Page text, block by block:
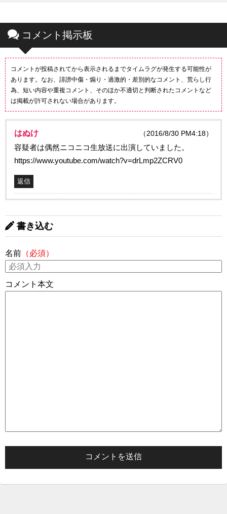
コメント掲示板
コメントが投稿されてから表示されるまでタイムラグが発生する可能性が
あります。なお、誹謗中傷・煽り・過激的・差別的なコメント、荒らし行
為、短い内容や重複コメント、そのほか不適切と判断されたコメントなど
は掲載が許可されない場合があります。
はぬけ （2016/8/30 PM4:18）
容疑者は偶然ニコニコ生放送に出演していました。
https://www.youtube.com/watch?v=drLmp2ZCRV0
返信
書き込む
名前 （必須）
コメント本文